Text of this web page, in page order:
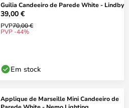
Guilia Candeeiro de Parede White - Lindby
39,00 €
PVP70,00 €
PVP -44%
Em stock
Applique de Marseille Mini Candeeiro de